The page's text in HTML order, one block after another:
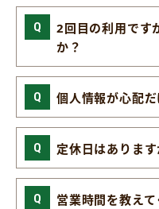
2回目の利用です
か？
個人情報が心配
定休日はあります
営業時間を教え